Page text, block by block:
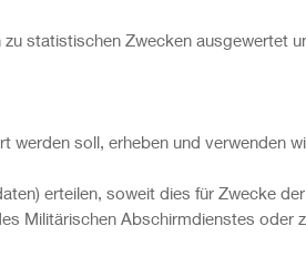
statistischen Zwecken ausgewertet
werden soll, erheben und verwenden
erteilen, soweit dies für Zwecke
Militärischen Abschirmdienstes oder